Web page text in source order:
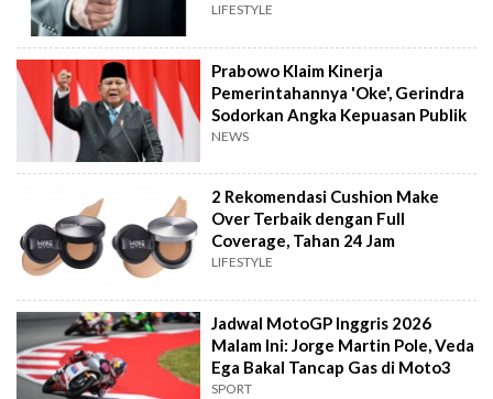
LIFESTYLE
Prabowo Klaim Kinerja
Pemerintahannya 'Oke', Gerindra
Sodorkan Angka Kepuasan Publik
NEWS
2 Rekomendasi Cushion Make
Over Terbaik dengan Full
Coverage, Tahan 24 Jam
LIFESTYLE
Jadwal MotoGP Inggris 2026
Malam Ini: Jorge Martin Pole, Veda
Ega Bakal Tancap Gas di Moto3
SPORT